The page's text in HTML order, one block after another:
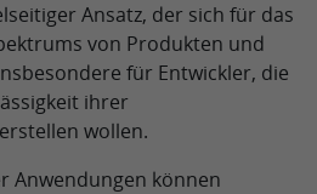
Ansatz, der sich für das
von Produkten und
für Entwickler, die
ihrer
wollen.
Anwendungen können